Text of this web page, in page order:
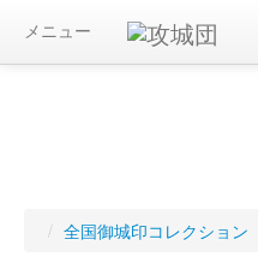
メニュー
/ 全国御城印コレクション